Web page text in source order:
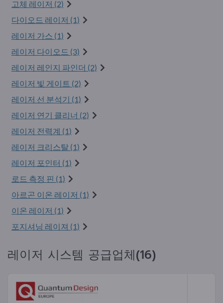
고체 레이저 (2)
다이오드 레이저 (1)
레이저 가스 (1)
레이저 다이오드 (3)
레이저 레인지 파인더 (2)
레이저 빛 게이트 (2)
레이저 선 분석기 (1)
레이저 연기 클리너 (2)
레이저 전력계 (1)
레이저 크리스탈 (1)
레이저 포인터 (1)
로드 측정 핀 (1)
아르곤 이온 레이저 (1)
이온 레이저 (1)
포지셔닝 레이져 (1)
레이저 시스템 공급업체(16)